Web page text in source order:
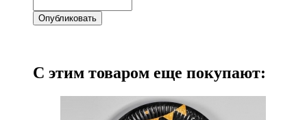
С этим товаром еще покупают: